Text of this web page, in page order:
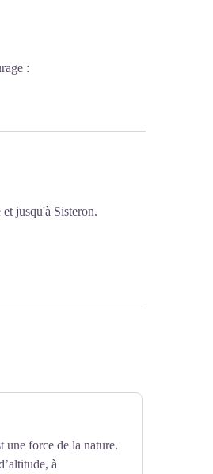
:
jusqu'à Sisteron.
une force de la nature.
à